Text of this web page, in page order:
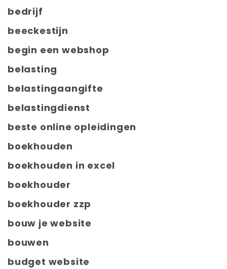
bedrijf
beeckestijn
begin een webshop
belasting
belastingaangifte
belastingdienst
beste online opleidingen
boekhouden
boekhouden in excel
boekhouder
boekhouder zzp
bouw je website
bouwen
budget website